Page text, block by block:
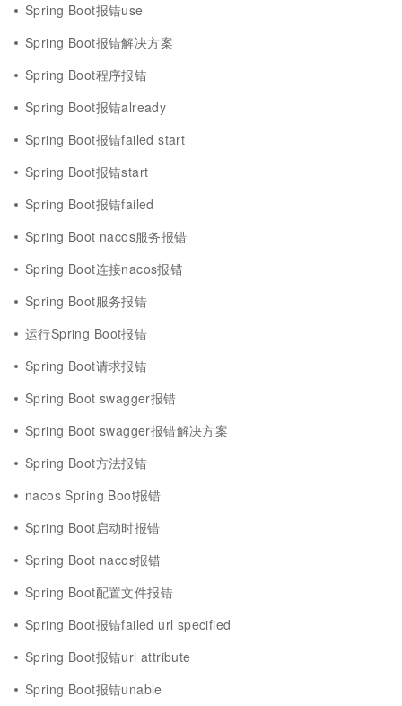
Spring Boot报错use
Spring Boot报错解决方案
Spring Boot程序报错
Spring Boot报错already
Spring Boot报错failed start
Spring Boot报错start
Spring Boot报错failed
Spring Boot nacos服务报错
Spring Boot连接nacos报错
Spring Boot服务报错
运行Spring Boot报错
Spring Boot请求报错
Spring Boot swagger报错
Spring Boot swagger报错解决方案
Spring Boot方法报错
nacos Spring Boot报错
Spring Boot启动时报错
Spring Boot nacos报错
Spring Boot配置文件报错
Spring Boot报错failed url specified
Spring Boot报错url attribute
Spring Boot报错unable